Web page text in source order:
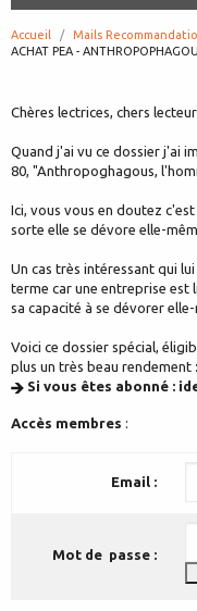
Accueil
Mails
page:
ACHAT PEA -
Chères lectrices, chers
Quand j'ai vu ce dossier j'ai
80, "Anthropoghagous,
Ici, vous vous en doutez
sorte elle se dévore elle-
Un cas très intéressant qui
terme car une entreprise est
sa capacité à se dévorer elle-
Voici ce dossier spécial,
plus un très beau rendement :
Si vous êtes abonné :
Accès membres :
Email :
Mot de passe :